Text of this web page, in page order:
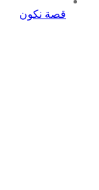
قصة نكون